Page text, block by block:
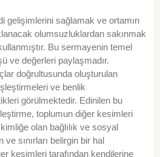
gelişimlerini sağlamak ve ortamın
olumsuzluklardan sakınmak
Bu sermayenin temel
ve değerleri paylaşmadır.
doğrultusunda oluşturulan
ve benlik
görülmektedir. Edinilen bu
toplumun diğer kesimleri
olan bağlılık ve sosyal
sınırları belirgin bir hal
kesimleri tarafından kendilerine